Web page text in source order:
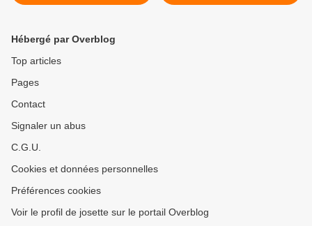
Hébergé par Overblog
Top articles
Pages
Contact
Signaler un abus
C.G.U.
Cookies et données personnelles
Préférences cookies
Voir le profil de josette sur le portail Overblog